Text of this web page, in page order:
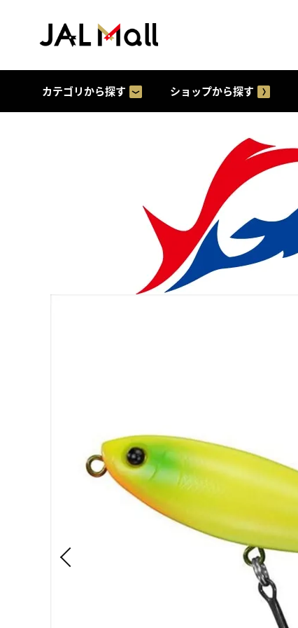
カテゴリから探す ショップから探す